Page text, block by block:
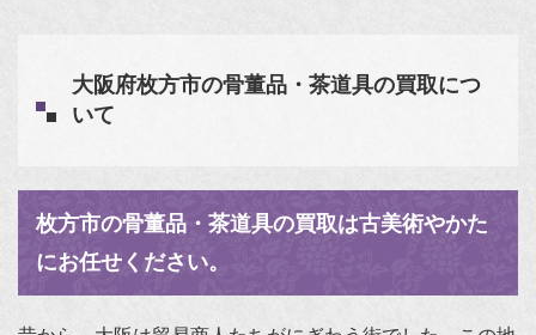
大阪府枚方市の骨董品・茶道具の買取につ
いて
枚方市の骨董品・茶道具の買取は古美術やかた
にお任せください。